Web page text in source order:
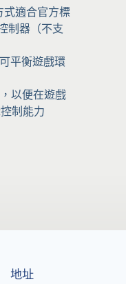
式適合官方標
制器（不支
平衡遊戲環
以便在遊戲
制能力
地址